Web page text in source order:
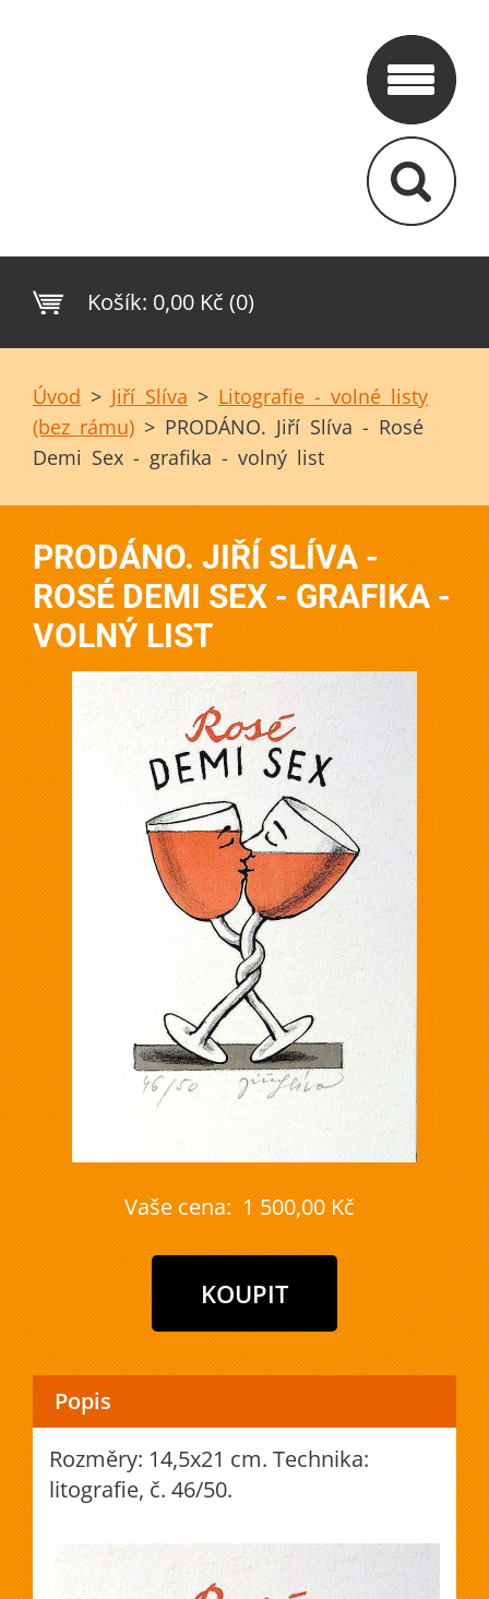
Košík: 0,00 Kč (0)
Úvod > Jiří Slíva > Litografie - volné listy
(bez rámu) > PRODÁNO. Jiří Slíva - Rosé
Demi Sex - grafika - volný list
PRODÁNO. JIŘÍ SLÍVA -
ROSÉ DEMI SEX - GRAFIKA -
VOLNÝ LIST
Vaše cena: 1 500,00 Kč
Popis
Rozměry: 14,5x21 cm. Technika:
litografie, č. 46/50.